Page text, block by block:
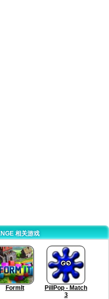
相关游戏
FormIt
PillPop - Match
3